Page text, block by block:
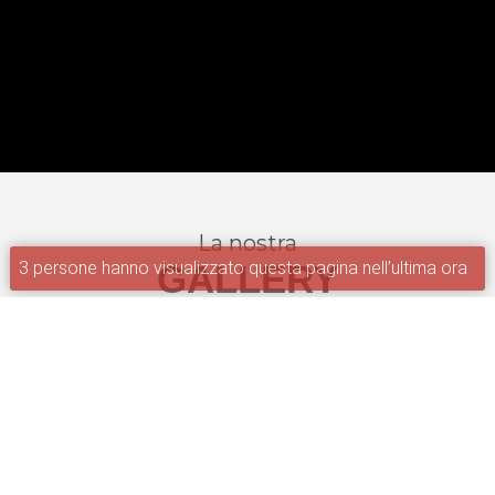
La nostra
GALLERY
3 persone hanno visualizzato questa pagina nell’ultima ora